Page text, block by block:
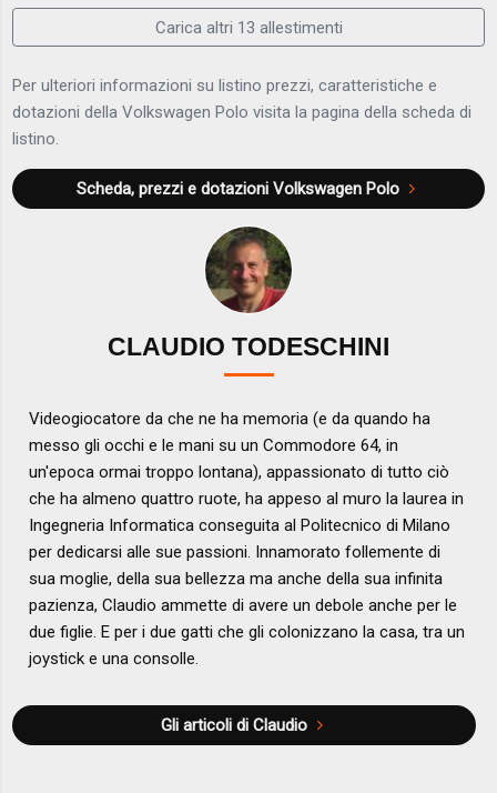
Carica altri 13 allestimenti
Per ulteriori informazioni su listino prezzi, caratteristiche e
dotazioni della Volkswagen Polo visita la pagina della scheda di
listino.
Scheda, prezzi e dotazioniVolkswagen Polo
CLAUDIO TODESCHINI
Videogiocatore da che ne ha memoria (e da quando ha
messo gli occhi e le mani su un Commodore 64, in
un'epoca ormai troppo lontana), appassionato di tutto ciò
che ha almeno quattro ruote, ha appeso al muro la laurea in
Ingegneria Informatica conseguita al Politecnico di Milano
per dedicarsi alle sue passioni. Innamorato follemente di
sua moglie, della sua bellezza ma anche della sua infinita
pazienza, Claudio ammette di avere un debole anche per le
due figlie. E per i due gatti che gli colonizzano la casa, tra un
joystick e una consolle.
Gli articoli di Claudio